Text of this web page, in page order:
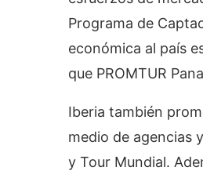
Programa de
económica al país
que PROMTUR
Iberia también
medio de agencias
y Tour Mundial.